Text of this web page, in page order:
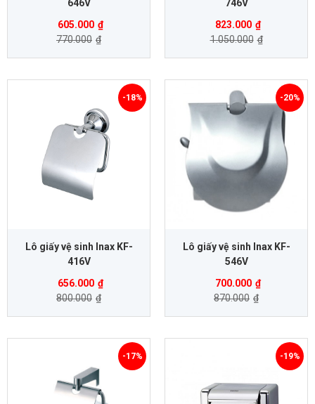
646V
605.000 ₫
770.000 ₫
746V
823.000 ₫
1.050.000 ₫
Lô giấy vệ sinh Inax KF-
416V
656.000 ₫
800.000 ₫
-18%
Lô giấy vệ sinh Inax KF-
546V
700.000 ₫
870.000 ₫
-20%
-17% -19%